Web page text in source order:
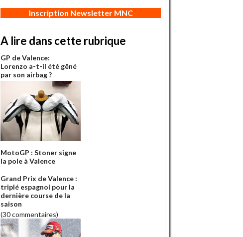
Inscription Newsletter MNC
A lire dans cette rubrique
GP de Valence:
Lorenzo a-t-il été gêné
par son airbag ?
MotoGP : Stoner signe
la pole à Valence
Grand Prix de Valence :
triplé espagnol pour la
dernière course de la
saison
(30 commentaires)